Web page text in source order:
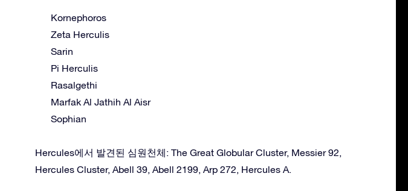
Kornephoros
Zeta Herculis
Sarin
Pi Herculis
Rasalgethi
Marfak Al Jathih Al Aisr
Sophian
Hercules에서 발견된 심원천체: The Great Globular Cluster, Messier 92,
Hercules Cluster, Abell 39, Abell 2199, Arp 272, Hercules A.